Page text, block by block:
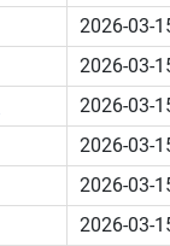
2026-03-
2026-03-
2026-03-
2026-03-
2026-03-
2026-03-